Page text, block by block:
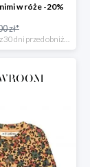
w róże -20%
zł*